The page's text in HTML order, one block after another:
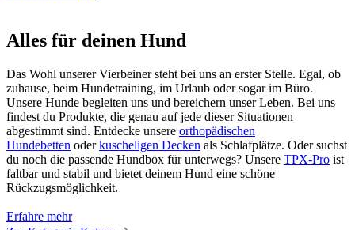
Alles für deinen Hund
Das Wohl unserer Vierbeiner steht bei uns an erster Stelle. Egal, ob
zuhause, beim Hundetraining, im Urlaub oder sogar im Büro.
Unsere Hunde begleiten uns und bereichern unser Leben. Bei uns
findest du Produkte, die genau auf jede dieser Situationen
abgestimmt sind. Entdecke unsere orthopädischen
Hundebetten oderkuscheligen Decken als Schlafplätze. Oder suchst
du noch die passende Hundbox für unterwegs? Unsere TPX-Pro ist
faltbar und stabil und bietet deinem Hund eine schöne
Rückzugsmöglichkeit.
Erfahre mehr